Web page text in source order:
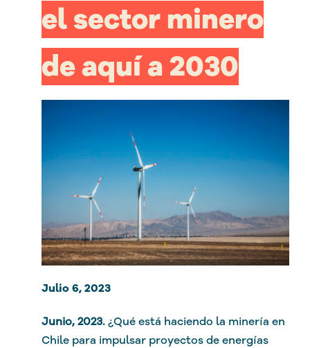
el sector minero
de aquí a 2030
Julio 6, 2023
Junio, 2023. ¿Qué está haciendo la minería en
Chile para impulsar proyectos de energías